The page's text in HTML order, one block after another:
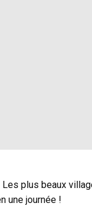
plus beaux
une journée !